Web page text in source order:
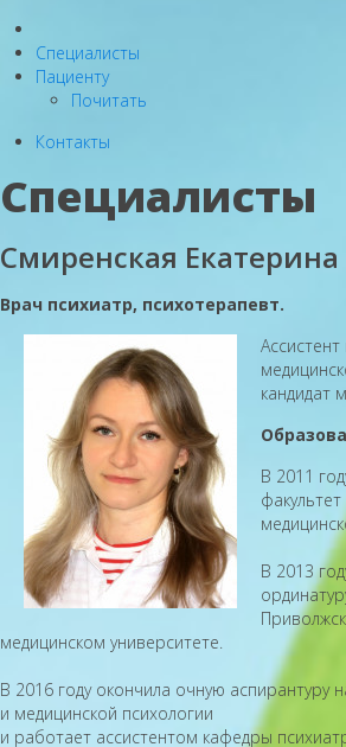
Специалисты
Пациенту
Почитать
Контакты
Специалисты
Смиренская Екатерина
Врач психиатр, психотерапевт.
кандидат
В 2011
В 2013
медицинском университете.
В 2016 году окончила очную аспирантуру
и медицинской психологии
и работает ассистентом кафедры